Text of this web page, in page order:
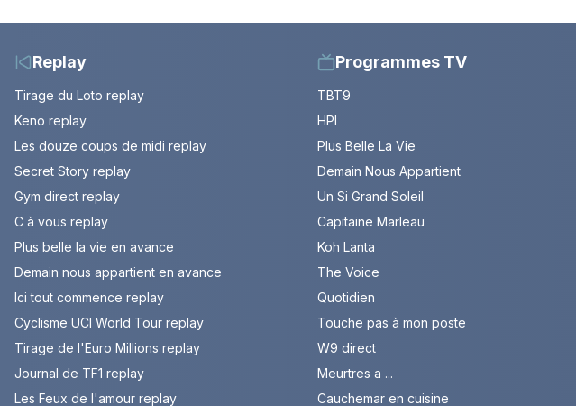
Replay
Tirage du Loto replay
Keno replay
Les douze coups de midi replay
Secret Story replay
Gym direct replay
C à vous replay
Plus belle la vie en avance
Demain nous appartient en avance
Ici tout commence replay
Cyclisme UCI World Tour replay
Tirage de l'Euro Millions replay
Journal de TF1 replay
Les Feux de l'amour replay
Programmes TV
TBT9
HPI
Plus Belle La Vie
Demain Nous Appartient
Un Si Grand Soleil
Capitaine Marleau
Koh Lanta
The Voice
Quotidien
Touche pas à mon poste
W9 direct
Meurtres a ...
Cauchemar en cuisine